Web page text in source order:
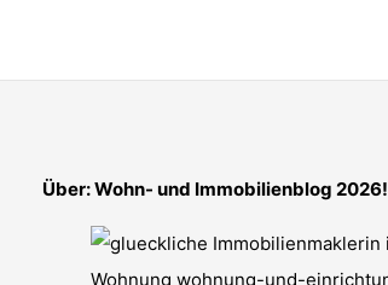
Über: Wohn- und Immobilienblog 2026!